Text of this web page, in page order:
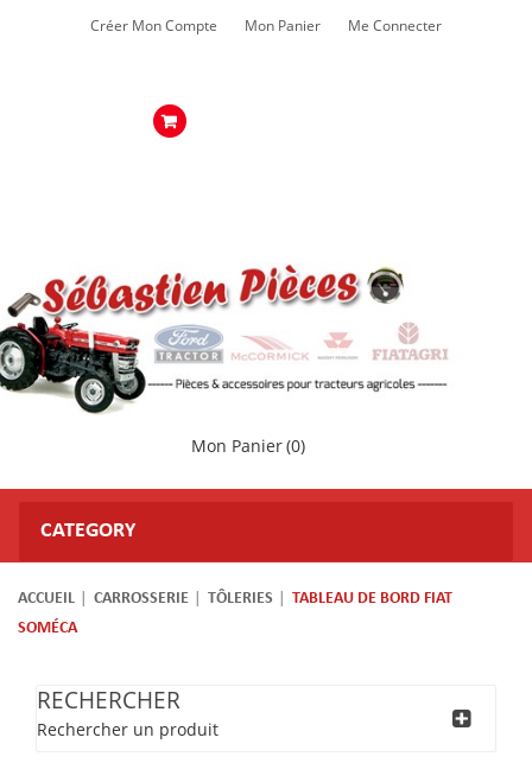
Créer Mon Compte Mon Panier Me Connecter
Mon Panier(0)
CATEGORY
ACCUEIL CARROSSERIE TÔLERIES
TABLEAU DE BORD FIAT
SOMÉCA
RECHERCHER
Rechercher un produit